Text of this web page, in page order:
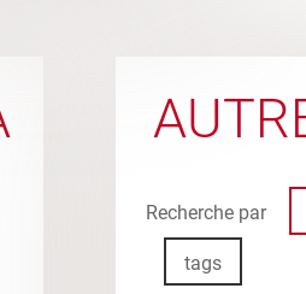
Recherche par
tags